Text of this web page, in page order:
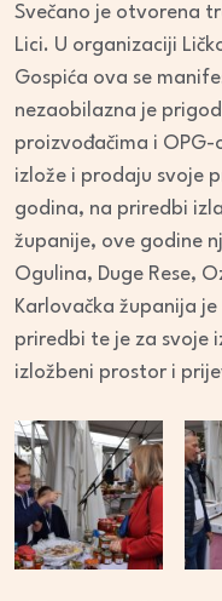
Svečano je otvorena
Lici. U organizaciji
Gospića ova se
nezaobilazna je
proizvođačima i
izlože i prodaju svoje
godina, na priredbi
županije, ove godine
Ogulina, Duge Rese,
Karlovačka županija
priredbi te je za svoje
izložbeni prostor i